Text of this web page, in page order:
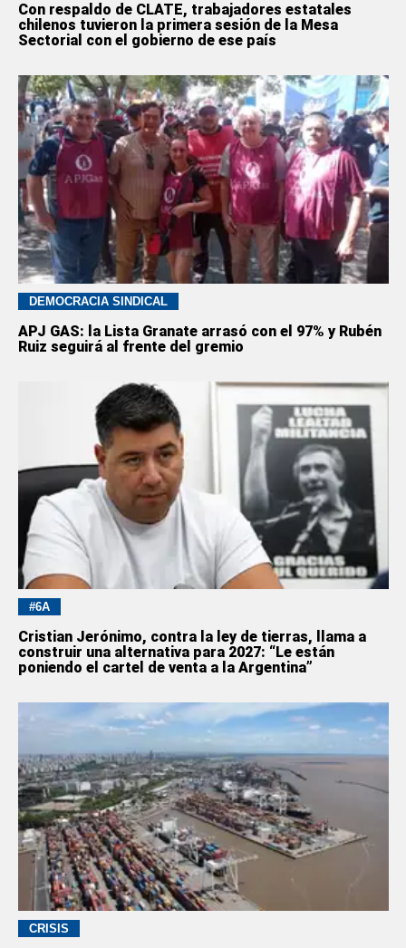
Con respaldo de CLATE, trabajadores estatales
chilenos tuvieron la primera sesión de la Mesa
Sectorial con el gobierno de ese país
DEMOCRACIA SINDICAL
APJ GAS: la Lista Granate arrasó con el 97% y Rubén
Ruiz seguirá al frente del gremio
#6A
Cristian Jerónimo, contra la ley de tierras, llama a
construir una alternativa para 2027: “Le están
poniendo el cartel de venta a la Argentina”
CRISIS